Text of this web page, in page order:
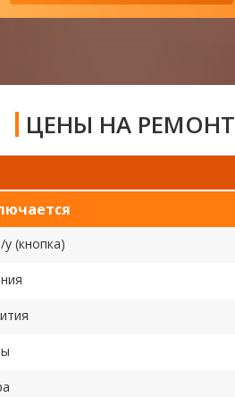
ЦЕНЫ НА РЕМОНТ
(кнопка)